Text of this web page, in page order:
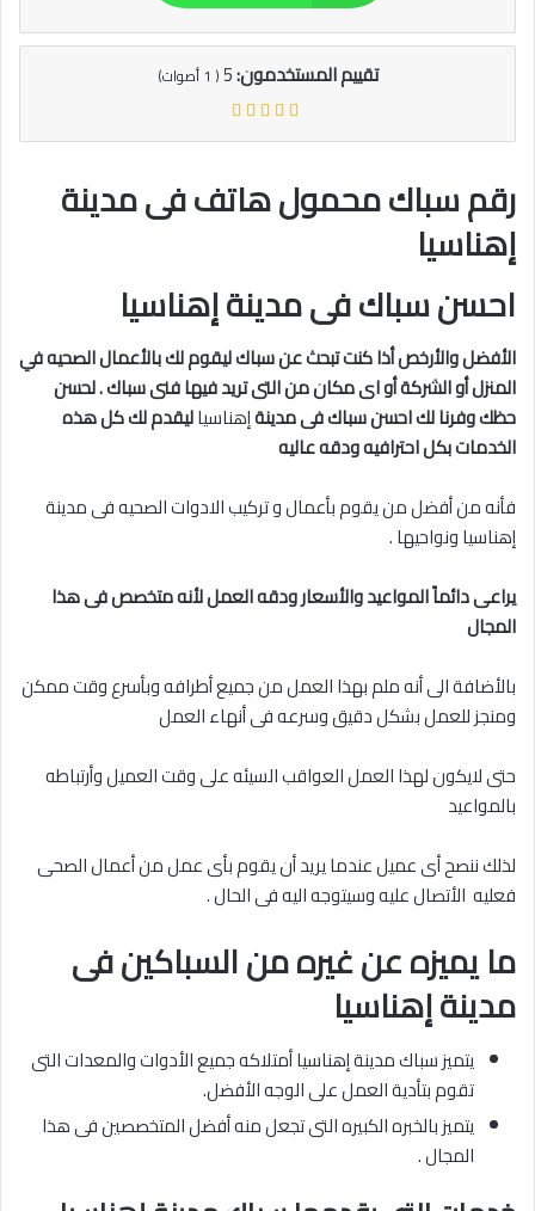
تقييم المستخدمون:5
(
1أصوات)
رقم سباك محمول هاتف فى مدينة
إهناسيا
احسن سباك فى مدينة إهناسيا
الأفضل والأرخص أذا كنت تبحث عن سباك ليقوم لك بالأعمال الصحيه في
المنزل أو الشركة أو اى مكان من التى تريد فيها فنى سباك . لحسن
حظك وفرنا لك احسن سباك فى مدينةإهناسياليقدم لك كل هذه
الخدمات بكل احترافيه ودقه عاليه
فأنه من أفضل من يقوم بأعمال و تركيب الادوات الصحيه فى مدينة
إهناسيا ونواحيها .
يراعى دائماً المواعيد والأسعار ودقه العمل لأنه متخصص فى هذا
المجال
بالأضافة الى أنه ملم بهذا العمل من جميع أطرافه وبأسرع وقت ممكن
ومنجز للعمل بشكل دقيق وسرعه فى أنهاء العمل
حتى لايكون لهذا العمل العواقب السيئه على وقت العميل وأرتباطه
بالمواعيد
لذلك ننصح أى عميل عندما يريد أن يقوم بأى عمل من أعمال الصحى
فعليه الأتصال عليه وسيتوجه اليه فى الحال .
ما يميزه عن غيره من السباكين فى
مدينة إهناسيا
يتميز سباك مدينة إهناسيا أمتلاكه جميع الأدوات والمعدات التى
تقوم بتأدية العمل على الوجه الأفضل.
يتميز بالخبره الكبيره التى تجعل منه أفضل المتخصصين فى هذا
المجال .